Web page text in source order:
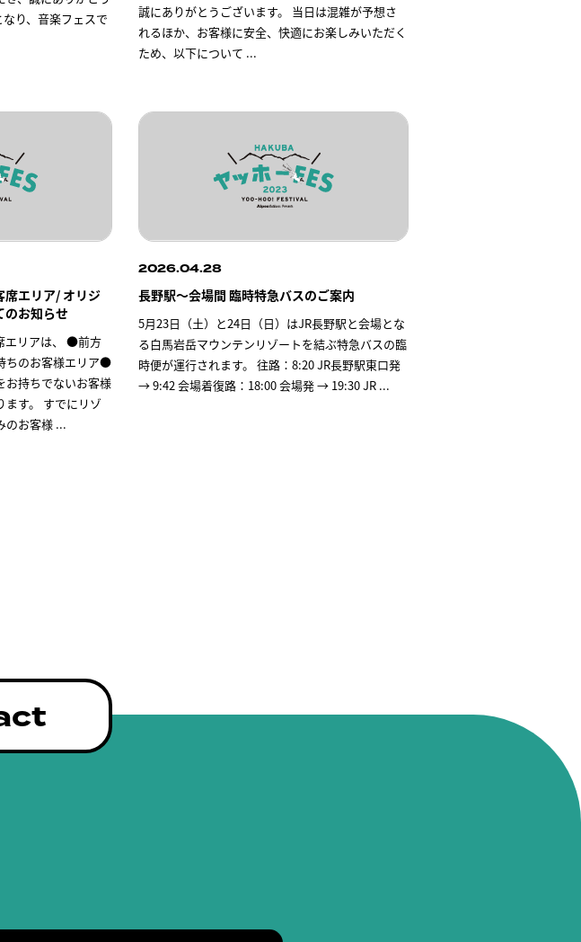
り、音楽フェスで
誠にありがとうございます。 当日は混雑が予想さ
れるほか、お客様に安全、快適にお楽しみいただく
ため、以下について ...
エリア/ オリジ
のお知らせ
エリアは、 ●前方
ちのお客様エリア●
お持ちでないお客様
す。 すでにリゾ
のお客様 ...
2026.04.28
長野駅～会場間 臨時特急バスのご案内
5月23日（土）と24日（日）はJR長野駅と会場とな
る白馬岩岳マウンテンリゾートを結ぶ特急バスの臨
時便が運行されます。 往路：8:20 JR長野駅東口発
→ 9:42 会場着復路：18:00 会場発 → 19:30 JR ...